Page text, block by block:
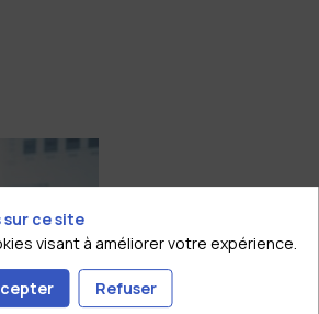
sur ce site
visant à améliorer votre expérience.
Refuser